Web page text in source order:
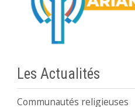
Les Actualités
Communautés religieuses